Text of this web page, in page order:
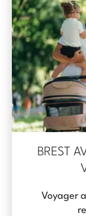
BREST
Voyager